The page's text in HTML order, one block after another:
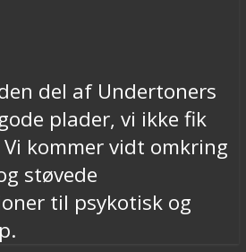
del af Undertoners
plader, vi ikke fik
kommer vidt omkring
støvede
til psykotisk og